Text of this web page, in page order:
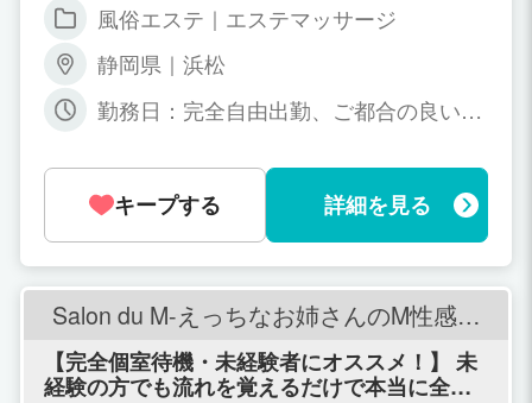
円～21,000円 180分24,000円～29,000円
入店後「誰でも絶対」最低給与をお約
束！本指名本数・リピート率によりどん
どん昇給！ 【本指名本数】 ⇒1度接客し
たお客様から「再指名」されること。
様の再来店率。 「自分の指名」でなくて
もOKです。 本指名・SNS指名バック ＋
2,000円
風俗エステ｜エステマッサージ
静岡県｜浜松
勤務日：完全自由出勤、ご都合の良い日
仕事してください！
キープする 詳細を見る
Salon du M-えっちなお姉さんのM性感デ
リバリー-浜松店
【完全個室待機・未経験者にオススメ！】 未
経験の方でも流れを覚えるだけで本当に全裸